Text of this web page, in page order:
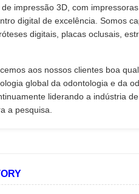
impressão 3D, com
digital de excelência. Somos
digitais, placas oclusais,
aos nossos clientes boa
global da odontologia e da
liderando a indústria
a pesquisa.